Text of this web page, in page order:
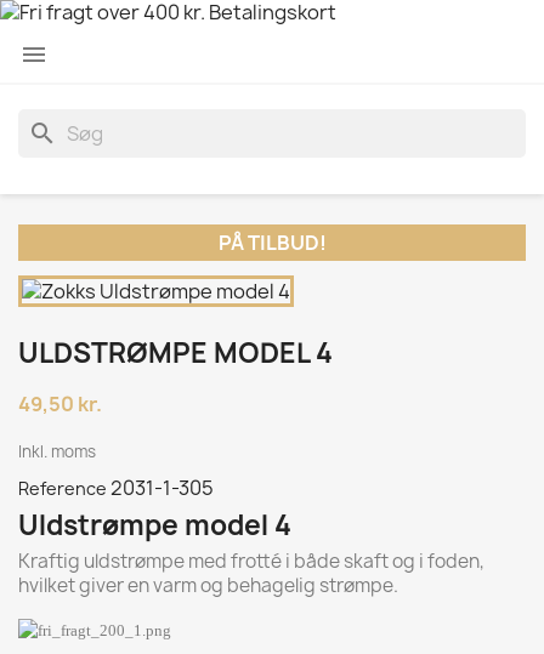

search
PÅ TILBUD!
ULDSTRØMPE MODEL 4
49,50 kr.
Inkl. moms
Reference 2031-1-305
Uldstrømpe model 4
Kraftig uldstrømpe med frotté i både skaft og i foden,
hvilket giver en varm og behagelig strømpe.